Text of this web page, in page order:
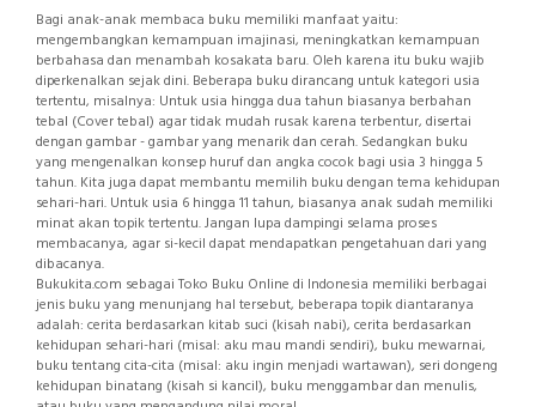
Bagi anak-anak membaca buku memiliki manfaat yaitu:
mengembangkan kemampuan imajinasi, meningkatkan kemampuan
berbahasa dan menambah kosakata baru. Oleh karena itu buku wajib
diperkenalkan sejak dini. Beberapa buku dirancang untuk kategori usia
tertentu, misalnya: Untuk usia hingga dua tahun biasanya berbahan
tebal (Cover tebal) agar tidak mudah rusak karena terbentur, disertai
dengan gambar - gambar yang menarik dan cerah. Sedangkan buku
yang mengenalkan konsep huruf dan angka cocok bagi usia 3 hingga 5
tahun. Kita juga dapat membantu memilih buku dengan tema kehidupan
sehari-hari. Untuk usia 6 hingga 11 tahun, biasanya anak sudah memiliki
minat akan topik tertentu. Jangan lupa dampingi selama proses
membacanya, agar si-kecil dapat mendapatkan pengetahuan dari yang
dibacanya.
Bukukita.com sebagai Toko Buku Online di Indonesia memiliki berbagai
jenis buku yang menunjang hal tersebut, beberapa topik diantaranya
adalah: cerita berdasarkan kitab suci (kisah nabi), cerita berdasarkan
kehidupan sehari-hari (misal: aku mau mandi sendiri), buku mewarnai,
buku tentang cita-cita (misal: aku ingin menjadi wartawan), seri dongeng
kehidupan binatang (kisah si kancil), buku menggambar dan menulis,